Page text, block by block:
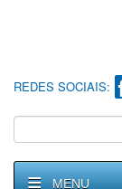
REDES SOCIAIS:
MENU